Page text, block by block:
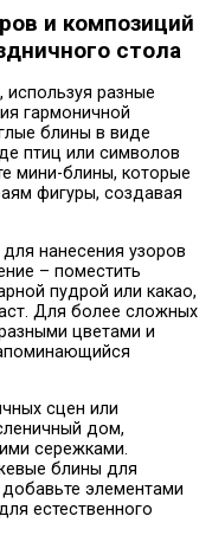
и композиций
стола
используя разные
гармоничной
блины в виде
птиц или символов
мини-блины, которые
фигуры, создавая
нанесения узоров
– поместить
пудрой или какао,
Для более сложных
цветами и
сцен или
дом,
сережками.
блины для
элементами
естественного